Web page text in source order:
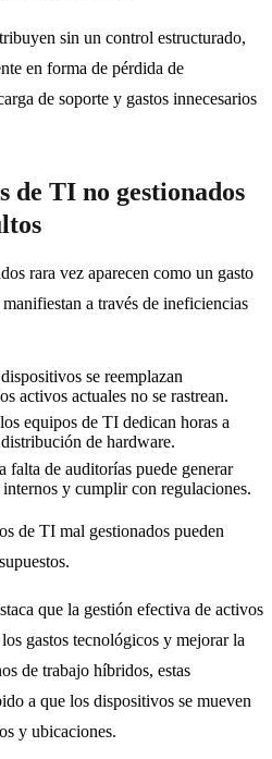
sin un control estructurado,
en forma de pérdida de
de soporte y gastos innecesarios
de TI no gestionados
rara vez aparecen como un gasto
a través de ineficiencias
se reemplazan
activos actuales no se rastrean.
equipos de TI dedican horas a
de hardware.
falta de auditorías puede generar
y cumplir con regulaciones.
de TI mal gestionados pueden
que la gestión efectiva de activos
gastos tecnológicos y mejorar la
de trabajo híbridos, estas
a que los dispositivos se mueven
y ubicaciones.